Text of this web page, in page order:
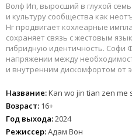
Волф Ип, выросший в глухой
и культуру сообщества как
Нг продвигает кохлеарные
сохраняет связь с жестовым
гибридную идентичность. Софи
напряжении между
и внутренним дискомфортом от
Название:Kan wo jin tian zen me
Возраст: 16+
Год выхода:2024
Режиссер:Адам Вон